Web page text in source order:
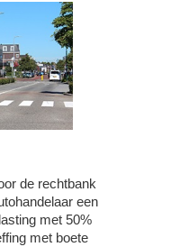
de rechtbank
een
met 50%
met boete